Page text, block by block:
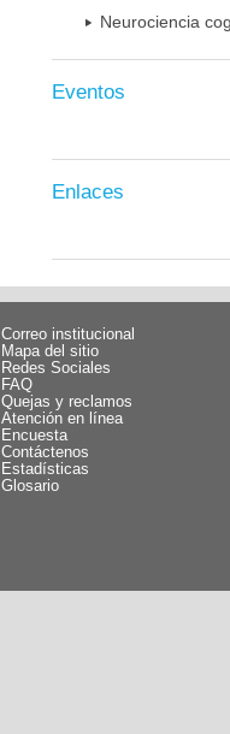
Neurociencia
Eventos
Enlaces
Correo institucional
Mapa del sitio
Redes Sociales
FAQ
Quejas y reclamos
Atención en línea
Encuesta
Contáctenos
Estadísticas
Glosario